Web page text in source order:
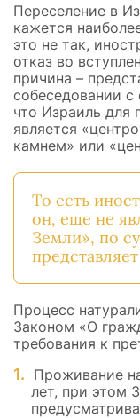
Переселение в
кажется
это не так,
отказ во
причина –
собеседовании
что Израиль для
является
камнем» или
То есть
он, еще не
Земли», по
Процесс
Законом «О
требования к
Проживание
лет, при этом